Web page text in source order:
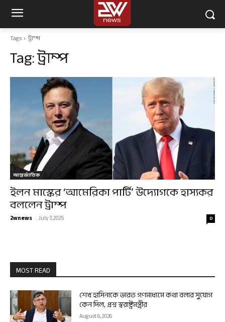
Tags ট্রাম্প
Tag:ট্রাম্প
আন্তর্জাতিক
ইলন মাস্কের ‘আমেরিকা পার্টি’ উদ্যোগকে হাস্যকর
বললেন ট্রাম্প
2wnews -July 7, 2025 0
MOST READ
শেখ হাসিনাকে ভারত গণমাধ্যমে কথা বলার সুযোগ
কেন দিল, প্রশ্ন স্বরাষ্ট্রমন্ত্রীর
August 6, 2026